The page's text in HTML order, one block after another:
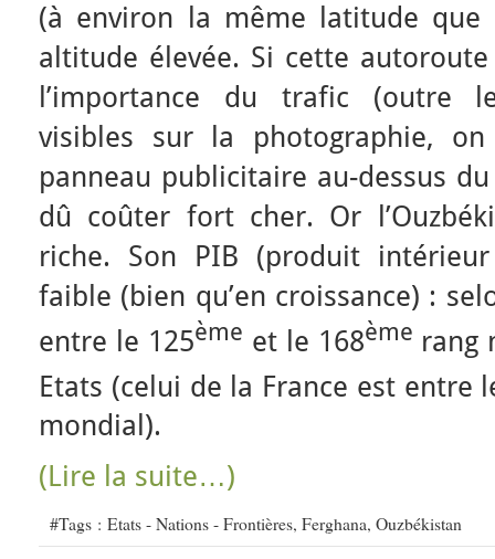
(à environ la même latitude que
altitude élevée. Si cette
l’importance du trafic (outre
visibles sur la photographie,
panneau publicitaire au-dessus
dû coûter fort cher. Or
riche. Son PIB (produit
faible (bien qu’en croissance) :
entre le 125ème et le 168ème rang
Etats (celui de la France est entre
mondial).
(Lire la suite…)
#Tags : Etats - Nations - Frontières, Ferghana, Ouzbékistan